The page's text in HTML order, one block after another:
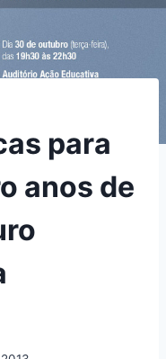
para
anos de